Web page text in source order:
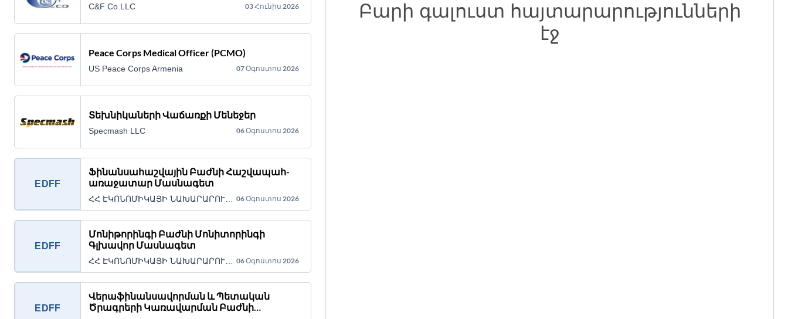
C&F Co LLC 03 Հունիս 2026
Peace Corps Medical Officer (PCMO)
US Peace Corps Armenia 07 Օգոստոս 2026
Տեխնիկաների Վաճառքի Մենեջեր
Specmash LLC 06 Օգոստոս 2026
EDFF
Ֆինանսահաշվային Բաժնի Հաշվապահ-
առաջատար Մասնագետ
06 Օգոստոս 2026
EDFF
Մոնիթորինգի Բաժնի Մոնիտորինգի
Գլխավոր Մասնագետ
06 Օգոստոս 2026
EDFF
Վերաֆինանսավորման և Պետական
Ծրագրերի Կառավարման Բաժնի
Բարի գալուստ հայտարարությունների
էջ